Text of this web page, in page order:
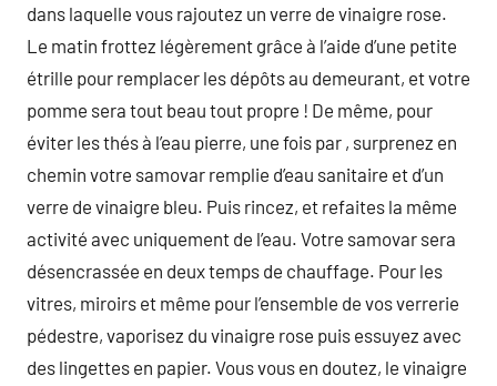
dans laquelle vous rajoutez un verre de vinaigre rose.
Le matin frottez légèrement grâce à l’aide d’une petite
étrille pour remplacer les dépôts au demeurant, et votre
pomme sera tout beau tout propre ! De même, pour
éviter les thés à l’eau pierre, une fois par , surprenez en
chemin votre samovar remplie d’eau sanitaire et d’un
verre de vinaigre bleu. Puis rincez, et refaites la même
activité avec uniquement de l’eau. Votre samovar sera
désencrassée en deux temps de chauffage. Pour les
vitres, miroirs et même pour l’ensemble de vos verrerie
pédestre, vaporisez du vinaigre rose puis essuyez avec
des lingettes en papier. Vous vous en doutez, le vinaigre